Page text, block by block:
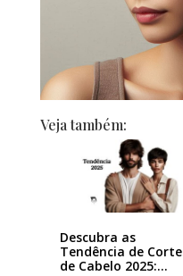
Veja também:
Descubra as
Tendência de
de Cabelo 2025:…